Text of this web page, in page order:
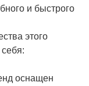
и быстрого
этого
оснащен